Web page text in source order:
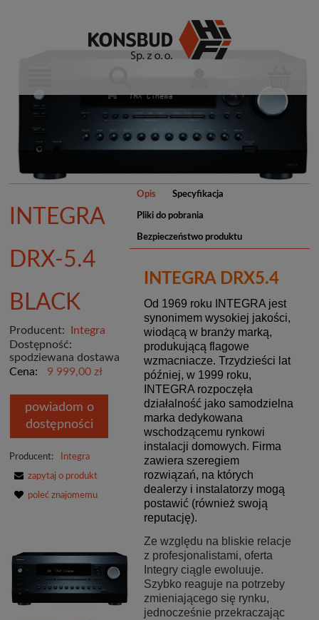
Opis Specyfikacja
Pliki do pobrania
Bezpieczeństwo produktu
INTEGRA DRX5.4
Od 1969 roku INTEGRA jest
synonimem wysokiej jakości,
wiodącą w branży marką,
produkującą flagowe
wzmacniacze. Trzydzieści lat
później, w 1999 roku,
INTEGRA rozpoczęła
działalność jako samodzielna
marka dedykowana
wschodzącemu rynkowi
instalacji domowych. Firma
zawiera szeregiem
rozwiązań, na których
dealerzy i instalatorzy mogą
postawić (również swoją
reputację).
Ze względu na bliskie relacje
z profesjonalistami, oferta
Integry ciągle ewoluuje.
Szybko reaguje na potrzeby
zmieniającego się rynku,
jednocześnie przekraczając
INTEGRA
DRX-5.4
BLACK
Producent:
Integra
Dostępność:
spodziewana dostawa
Cena:
9 999,00 zł
powiadom o
dostępności
Producent: Integra
zapytaj o produkt
poleć znajomemu